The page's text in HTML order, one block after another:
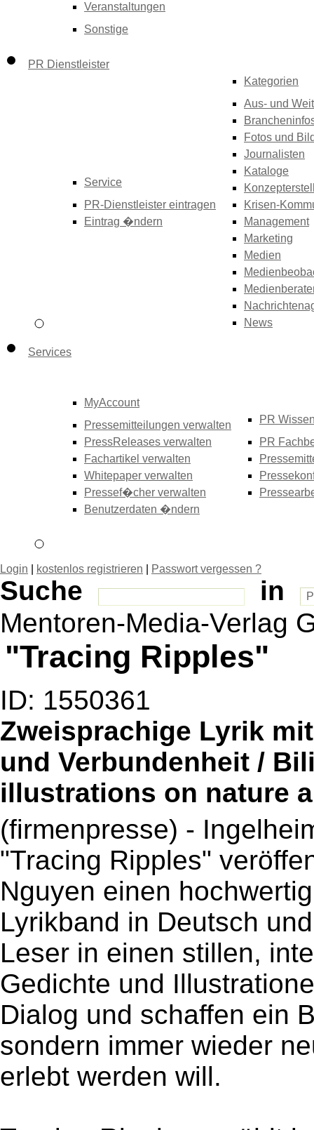
Veranstaltungen
Sonstige
PR Dienstleister
Service
PR-Dienstleister eintragen
Eintrag �ndern
Kategorien
Aus- und
Fotos und
Journalisten
Kataloge
Krisen-
Management
Marketing
Medien
News
Services
MyAccount
Pressemitteilungen verwalten
PressReleases verwalten
Fachartikel verwalten
Whitepaper verwalten
Pressef�cher verwalten
Benutzerdaten �ndern
PR
PR
Login kostenlos registrieren Passwort vergessen ?
Suche
in
Mentoren-Media-Verlag
"Tracing Ripples"
ID: 1550361
Zweisprachige Lyrik
und Verbundenheit /
illustrations on nature
(firmenpresse) -
"Tracing Ripples"
Nguyen einen
Lyrikband in Deutsch
Leser in einen stillen,
Gedichte und
Dialog und schaffen ein
sondern immer wieder
erlebt werden will.